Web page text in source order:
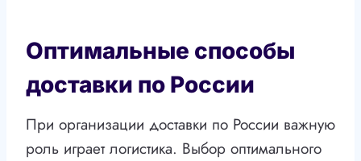
Оптимальные способы
доставки по России
При организации доставки по России важную
роль играет логистика. Выбор оптимального